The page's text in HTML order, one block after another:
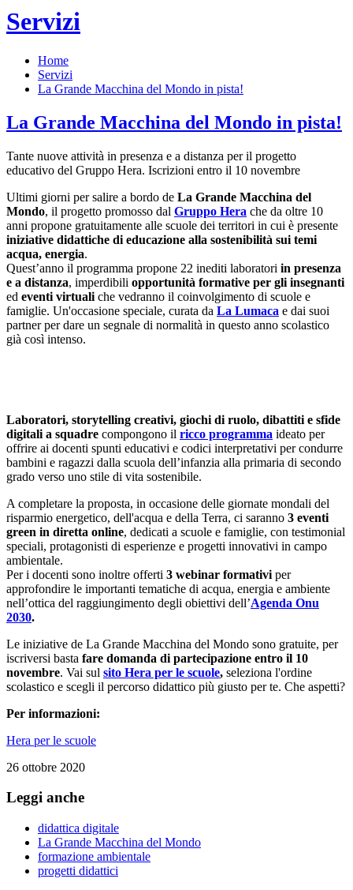
Servizi
Home
Servizi
La Grande Macchina del Mondo in pista!
La Grande Macchina del Mondo in pista!
Tante nuove attività in presenza e a distanza per il progetto
educativo del Gruppo Hera. Iscrizioni entro il 10 novembre
Ultimi giorni per salire a bordo de La Grande Macchina del
Mondo, il progetto promosso dal Gruppo Hera che da oltre 10
anni propone gratuitamente alle scuole dei territori in cui è presente
iniziative didattiche di educazione alla sostenibilità sui temi
acqua, energia.
Quest’anno il programma propone 22 inediti laboratori in presenza
e a distanza, imperdibili opportunità formative per gli insegnanti
ed eventi virtuali che vedranno il coinvolgimento di scuole e
famiglie. Un'occasione speciale, curata da La Lumaca e dai suoi
partner per dare un segnale di normalità in questo anno scolastico
già così intenso.
Laboratori, storytelling creativi, giochi di ruolo, dibattiti e sfide
digitali a squadre compongono il ricco programma ideato per
offrire ai docenti spunti educativi e codici interpretativi per condurre
bambini e ragazzi dalla scuola dell’infanzia alla primaria di secondo
grado verso uno stile di vita sostenibile.
A completare la proposta, in occasione delle giornate mondali del
risparmio energetico, dell'acqua e della Terra, ci saranno 3 eventi
green in diretta online, dedicati a scuole e famiglie, con testimonial
speciali, protagonisti di esperienze e progetti innovativi in campo
ambientale.
Per i docenti sono inoltre offerti 3 webinar formativi per
approfondire le importanti tematiche di acqua, energia e ambiente
nell’ottica del raggiungimento degli obiettivi dell’Agenda Onu
2030.
Le iniziative de La Grande Macchina del Mondo sono gratuite, per
iscriversi basta fare domanda di partecipazione entro il 10
novembre. Vai sul sito Hera per le scuole, seleziona l'ordine
scolastico e scegli il percorso didattico più giusto per te. Che aspetti?
Per informazioni:
Hera per le scuole
26 ottobre 2020
Leggi anche
didattica digitale
La Grande Macchina del Mondo
formazione ambientale
progetti didattici